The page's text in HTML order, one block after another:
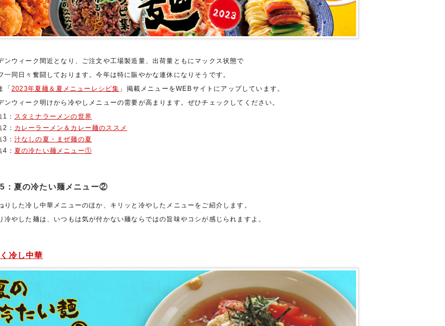
ンウィーク間近となり、ご注文や工場製造量、出荷量ともにマックス状態で
一同日々奮闘しております。今年は特に賑やかな連休になりそうです。
「 2023年夏麺＆夏メニューレシピ集 」掲載メニューをWEBサイトにアップしています。
ンウィーク明けから冷やしメニューの需要が高まります。ぜひチェックしてください。
1： スタミナラーメンの世界
2： カレーラーメン＆カレー麺のススメ
3： 汁なしの夏・まぜ麺の夏
4： 夏の冷たい麺メニュー①
：夏の冷たい麺メニュー②
りした冷し中華メニューのほか、キリッと冷やしたメニューをご紹介します。
冷やした麺は、いつもは気が付かない麺ならではの旨味やコシが感じられますよ。
冷し中華